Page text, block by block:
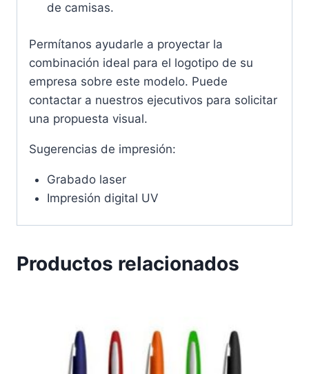
de camisas.
Permítanos ayudarle a proyectar la
combinación ideal para el logotipo de su
empresa sobre este modelo. Puede
contactar a nuestros ejecutivos para solicitar
una propuesta visual.
Sugerencias de impresión:
Grabado laser
Impresión digital UV
Productos relacionados